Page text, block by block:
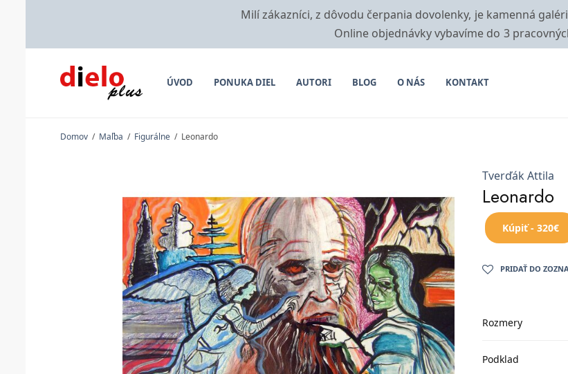
Milí zákazníci, z dôvodu čerpania dovolenky, je kamenná
Online objednávky vybavíme do 3
ÚVOD PONUKA DIEL AUTORI BLOG O NÁS KONTAKT
Domov / Maľba / Figurálne / Leonardo
Tverďák Attila
Leonardo
Kúpiť - 320€
PRIDAŤ DO
Rozmery
Podklad